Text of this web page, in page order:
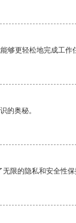
够更轻松地完成工
的奥秘。
限的隐私和安全性保